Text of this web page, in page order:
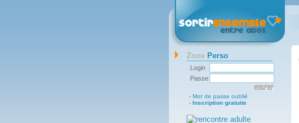
Zone Perso
Login
Passe
- Mot de passe oublié
- Inscription gratuite